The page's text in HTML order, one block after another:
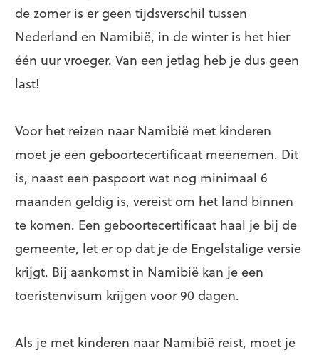
de zomer is er geen tijdsverschil tussen
Nederland en Namibië, in de winter is het hier
één uur vroeger. Van een jetlag heb je dus geen
last!
Voor het reizen naar Namibië met kinderen
moet je een geboortecertificaat meenemen. Dit
is, naast een paspoort wat nog minimaal 6
maanden geldig is, vereist om het land binnen
te komen. Een geboortecertificaat haal je bij de
gemeente, let er op dat je de Engelstalige versie
krijgt. Bij aankomst in Namibië kan je een
toeristenvisum krijgen voor 90 dagen.
Als je met kinderen naar Namibië reist, moet je